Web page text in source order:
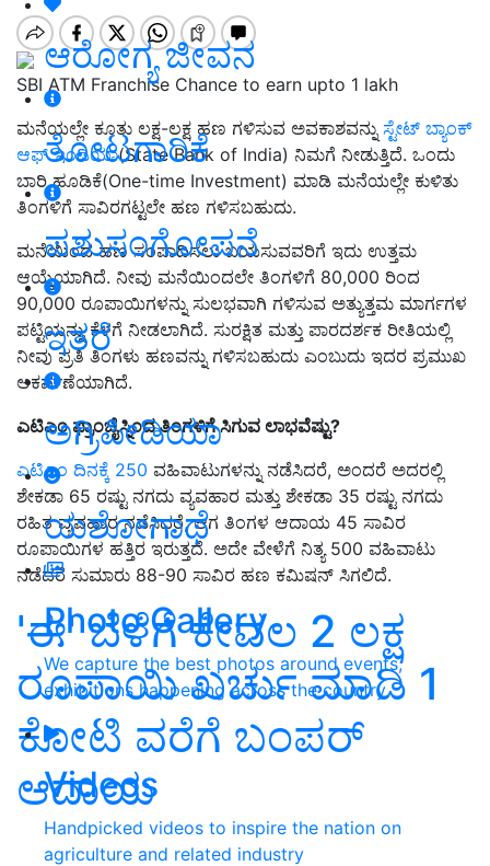
ಆರೋಗ್ಯ ಜೀವನ
ತೋಟಗಾರಿಕೆ
ಪಶುಸಂಗೋಪನೆ
ಇತರೆ
ಅಗ್ರಿಪೀಡಿಯಾ
ಯಶೋಗಾಥೆ
Photo Gallery
We capture the best photos around events,
exhibitions happening across the country
Videos
Handpicked videos to inspire the nation on
agriculture and related industry
SBI ATM Franchise Chance to earn upto 1 lakh
ಮನೆಯಲ್ಲೇ ಕೂತು ಲಕ್ಷ-ಲಕ್ಷ ಹಣ ಗಳಿಸುವ ಅವಕಾಶವನ್ನು ಸ್ಟೇಟ್ ಬ್ಯಾಂಕ್
ಆಫ್ ಇಂಡಿಯಾ(State Bank of India) ನಿಮಗೆ ನೀಡುತ್ತಿದೆ. ಒಂದು
ಬಾರಿ ಹೂಡಿಕೆ(One-time Investment) ಮಾಡಿ ಮನೆಯಲ್ಲೇ ಕುಳಿತು
ತಿಂಗಳಿಗೆ ಸಾವಿರಗಟ್ಟಲೇ ಹಣ ಗಳಿಸಬಹುದು.
ಮನೆಯಿಂದ ಹಣ ಸಂಪಾದಿಸಲು ಬಯಸುವವರಿಗೆ ಇದು ಉತ್ತಮ
ಆಯ್ಕೆಯಾಗಿದೆ. ನೀವು ಮನೆಯಿಂದಲೇ ತಿಂಗಳಿಗೆ 80,000 ರಿಂದ
90,000 ರೂಪಾಯಿಗಳನ್ನು ಸುಲಭವಾಗಿ ಗಳಿಸುವ ಅತ್ಯುತ್ತಮ ಮಾರ್ಗಗಳ
ಪಟ್ಟಿಯನ್ನು ಕೆಳಗೆ ನೀಡಲಾಗಿದೆ. ಸುರಕ್ಷಿತ ಮತ್ತು ಪಾರದರ್ಶಕ ರೀತಿಯಲ್ಲಿ
ನೀವು ಪ್ರತಿ ತಿಂಗಳು ಹಣವನ್ನು ಗಳಿಸಬಹುದು ಎಂಬುದು ಇದರ ಪ್ರಮುಖ
ಆಕರ್ಷಣೆಯಾಗಿದೆ.
ಎಟಿಎಂ ಫ್ರಾಂಚೈಸ್ನಿಂದ ತಿಂಗಳಿಗೆ ಸಿಗುವ ಲಾಭವೆಷ್ಟು?
ಎಟಿಎಂ ದಿನಕ್ಕೆ 250 ವಹಿವಾಟುಗಳನ್ನು ನಡೆಸಿದರೆ, ಅಂದರೆ ಅದರಲ್ಲಿ
ಶೇಕಡಾ 65 ರಷ್ಟು ನಗದು ವ್ಯವಹಾರ ಮತ್ತು ಶೇಕಡಾ 35 ರಷ್ಟು ನಗದು
ರಹಿತ ವ್ಯವಹಾರ ನಡೆಸಿದರೆ, ಆಗ ತಿಂಗಳ ಆದಾಯ 45 ಸಾವಿರ
ರೂಪಾಯಿಗಳ ಹತ್ತಿರ ಇರುತ್ತದೆ. ಅದೇ ವೇಳೆಗೆ ನಿತ್ಯ 500 ವಹಿವಾಟು
ನಡೆದರೆ ಸುಮಾರು 88-90 ಸಾವಿರ ಹಣ ಕಮಿಷನ್ ಸಿಗಲಿದೆ.
'ಈ' ಬೆಳೆಗೆ ಕೇವಲ 2 ಲಕ್ಷ
ರೂಪಾಯಿ ಖರ್ಚು ಮಾಡಿ 1
ಕೋಟಿ ವರೆಗೆ ಬಂಪರ್‌
ಆದಾಯ